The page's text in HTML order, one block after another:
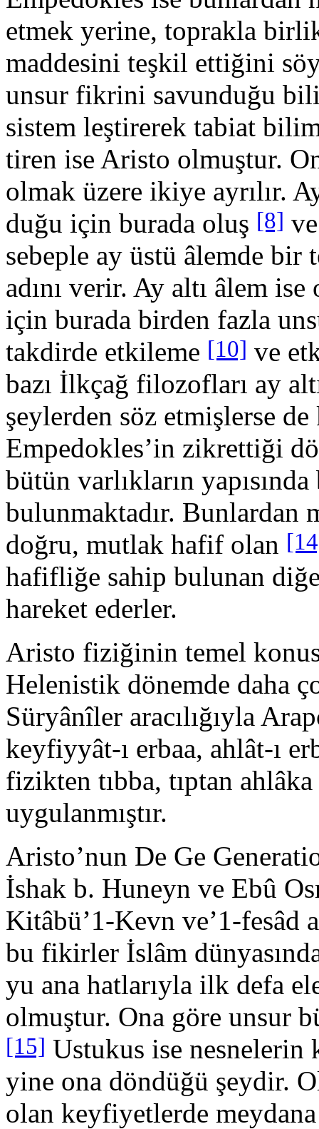
etmek yerine, toprakla
maddesini teşkil ettiğini
unsur fikrini savunduğu
sistem leştirerek ta­biat
tiren ise Aristo olmuştur.
olmak üzere ikiye ayrılır.
duğu için burada oluş [8]
sebeple ay üstü âlemde bir
adını verir. Ay altı âlem
için burada birden fazla
takdirde etkileme [10] ve
bazı İlkçağ filozofla­rı ay
şeylerden söz etmişlerse
Empedokles’in zik­rettiği
bütün varlıkların
bulunmaktadır. Bunlardan
doğru, mut­lak hafif olan
hafifliğe sahip bulunan
hareket ederler.
Aristo fiziğinin temel
Helenistik dönemde daha
Süryânîler aracılığıyla
keyfiyyât-ı erbaa, ahlât-ı
fizikten tıbba, tıptan
uygulanmıştır.
Aristo’nun De Ge
İshak b. Huneyn ve Ebû
Kitâbü’1-Kevn ve’1-fesâd
bu fikirler İslâm
yu ana hatlarıyla ilk defa
olmuştur. Ona göre unsur
[15] Ustukus ise nesnelerin
yine ona dön­düğü şeydir.
olan keyfiyetlerde